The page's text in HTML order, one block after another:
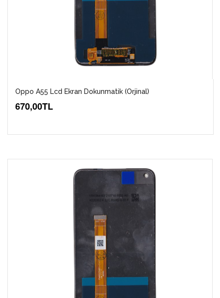
Oppo A55 Lcd Ekran Dokunmatik (Orjinal)
670,00TL